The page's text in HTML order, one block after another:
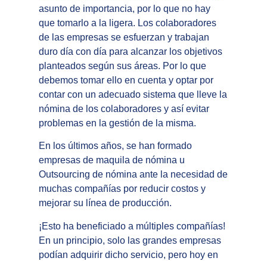
asunto de importancia, por lo que no hay
que tomarlo a la ligera. Los colaboradores
de las empresas se esfuerzan y trabajan
duro día con día para alcanzar los objetivos
planteados según sus áreas. Por lo que
debemos tomar ello en cuenta y optar por
contar con un adecuado sistema que lleve la
nómina de los colaboradores y así evitar
problemas en la gestión de la misma.
En los últimos años, se han formado
empresas de maquila de nómina u
Outsourcing de nómina ante la necesidad de
muchas compañías por reducir costos y
mejorar su línea de producción.
¡Esto ha beneficiado a múltiples compañías!
En un principio, solo las grandes empresas
podían adquirir dicho servicio, pero hoy en